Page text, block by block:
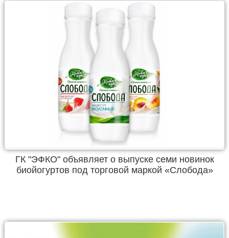
ГК "ЭФКО" объявляет о выпуске семи новинок
биойогуртов под торговой маркой «Слобода»